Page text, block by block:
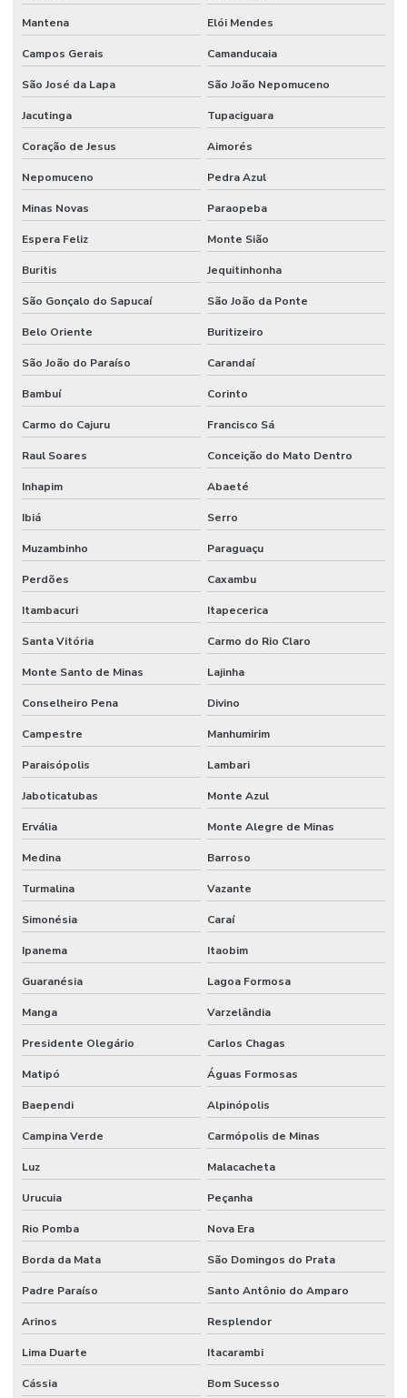
Mantena Elói Mendes
Campos Gerais Camanducaia
São José da Lapa São João Nepomuceno
Jacutinga Tupaciguara
Coração de Jesus Aimorés
Nepomuceno Pedra Azul
Minas Novas Paraopeba
Espera Feliz Monte Sião
Buritis Jequitinhonha
São Gonçalo do Sapucaí São João da Ponte
Belo Oriente Buritizeiro
São João do Paraíso Carandaí
Bambuí Corinto
Carmo do Cajuru Francisco Sá
Raul Soares Conceição do Mato Dentro
Inhapim Abaeté
Ibiá Serro
Muzambinho Paraguaçu
Perdões Caxambu
Itambacuri Itapecerica
Santa Vitória Carmo do Rio Claro
Monte Santo de Minas Lajinha
Conselheiro Pena Divino
Campestre Manhumirim
Paraisópolis Lambari
Jaboticatubas Monte Azul
Ervália Monte Alegre de Minas
Medina Barroso
Turmalina Vazante
Simonésia Caraí
Ipanema Itaobim
Guaranésia Lagoa Formosa
Manga Varzelândia
Presidente Olegário Carlos Chagas
Matipó Águas Formosas
Baependi Alpinópolis
Campina Verde Carmópolis de Minas
Luz Malacacheta
Urucuia Peçanha
Rio Pomba Nova Era
Borda da Mata São Domingos do Prata
Padre Paraíso Santo Antônio do Amparo
Arinos Resplendor
Lima Duarte Itacarambi
Cássia Bom Sucesso